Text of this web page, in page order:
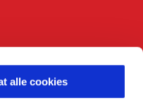
alle cookies